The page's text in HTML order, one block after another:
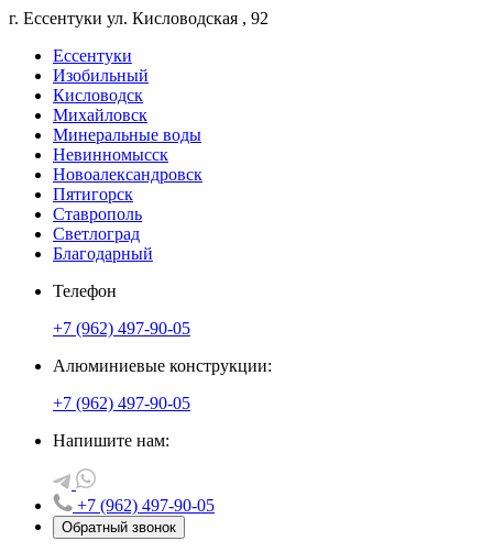
г. Ессентуки ул. Кисловодская , 92
Ессентуки
Изобильный
Кисловодск
Михайловск
Минеральные воды
Невинномысск
Новоалександровск
Пятигорск
Ставрополь
Светлоград
Благодарный
Телефон
+7 (962) 497-90-05
Алюминиевые конструкции:
+7 (962) 497-90-05
Напишите нам:
+7 (962) 497-90-05
Обратный звонок